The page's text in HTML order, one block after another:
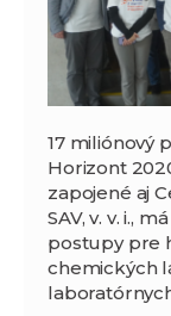
17 miliónový
Horizont
zapojené aj
SAV, v. v. i.,
postupy pre
chemických